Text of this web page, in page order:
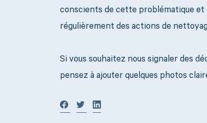
conscients de cette problématique et
régulièrement des actions de
Si vous souhaitez nous signaler des
pensez à ajouter quelques photos